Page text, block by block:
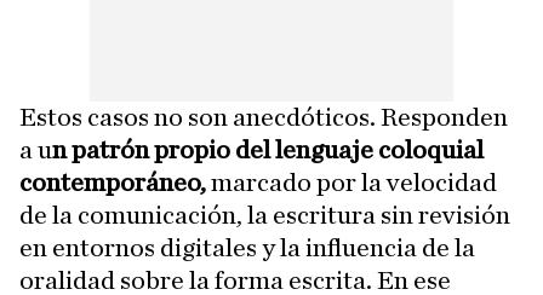
Estos casos no son anecdóticos. Responden
a un patrón propio del lenguaje coloquial
contemporáneo,marcado por la velocidad
de la comunicación, la escritura sin revisión
en entornos digitales y la influencia de la
oralidad sobre la forma escrita. En ese